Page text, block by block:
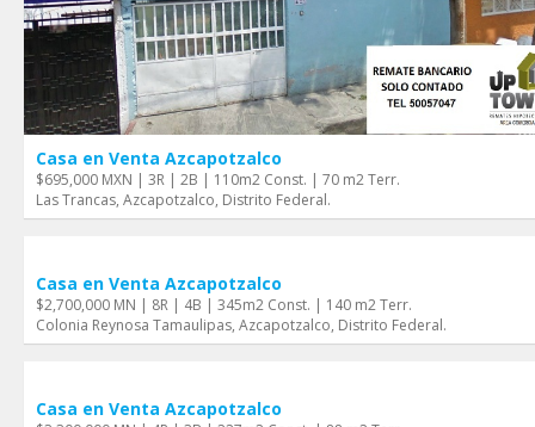
Casa en Venta Azcapotzalco
$695,000 MXN | 3R | 2B | 110m2 Const. | 70 m2 Terr.
Las Trancas, Azcapotzalco, Distrito Federal.
Casa en Venta Azcapotzalco
$2,700,000 MN | 8R | 4B | 345m2 Const. | 140 m2 Terr.
Colonia Reynosa Tamaulipas, Azcapotzalco, Distrito Federal.
Casa en Venta Azcapotzalco